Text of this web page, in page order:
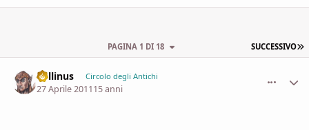
SUCCESSIVO
PAGINA 1 DI 18
Lollinus Circolo degli Antichi
27 Aprile 201115 anni